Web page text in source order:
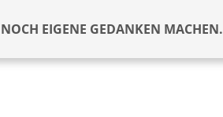
EIGENE GEDANKEN MACHEN.